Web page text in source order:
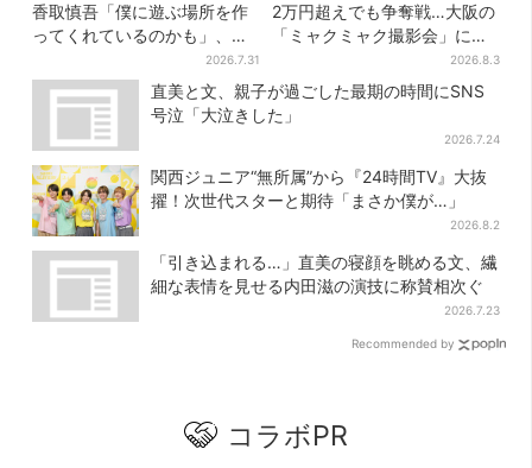
香取慎吾「僕に遊ぶ場所を作
ってくれているのかも」、異
色バラエティ『しんごの芽』
で感じた読売テレビの“パンク
精神”
2026.7.31
2万円超えでも争奪戦…大阪の
「ミャクミャク撮影会」に全
国からファン集結、参加者に
聞いた「それでも会いたい理
由」
2026.8.3
直美と文、親子が過ごした最期の時間にSNS
号泣「大泣きした」
2026.7.24
関西ジュニア“無所属”から『24時間TV』大抜
擢！次世代スターと期待「まさか僕が…」
2026.8.2
「引き込まれる…」直美の寝顔を眺める文、繊
細な表情を見せる内田滋の演技に称賛相次ぐ
2026.7.23
Recommended by
コラボPR